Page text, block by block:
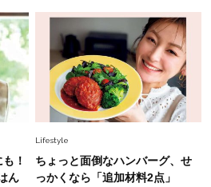
22】
2026.7.29
に立たなきゃ生きてちゃいかんか？」
先生が問い直す“理想の老後”の呪縛
ー連載23】
2026.8.6
開運アクション】は”ひと拭き”習
アップ→トイレ、じゃあ底上げ運
！
ん
Lifestyle
ちょっと面倒なハンバーグ、せ
っかくなら「追加材料2点」